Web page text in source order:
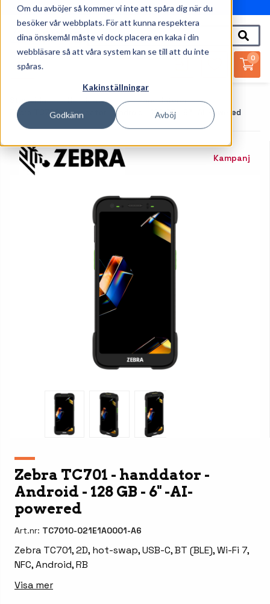
Om du avböjer så kommer vi inte att spåra dig när du
besöker vår webbplats. För att kunna respektera
dina önskemål måste vi dock placera en kaka i din
webbläsare så att våra system kan se till att du inte
spåras.
Kakinställningar
Godkänn Avböj
010-162 61 95
0
Startsida Handdatorer
Handdatorer
Zebra TC701 - Handdator - Android - 128 GB - 6" -AI-Powered
Kampanj
Zebra TC701 - handdator -
Android - 128 GB - 6" -AI-
powered
Art.nr: TC7010-021E1A0001-A6
Zebra TC701, 2D, hot-swap, USB-C, BT (BLE), Wi-Fi 7,
NFC, Android, RB
Visa mer